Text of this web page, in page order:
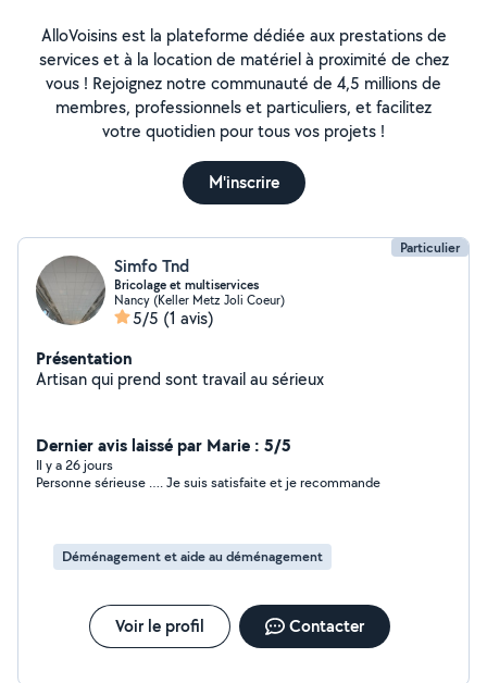
AlloVoisins est la plateforme dédiée aux prestations de
services et à la location de matériel à proximité de chez
vous ! Rejoignez notre communauté de 4,5 millions de
membres, professionnels et particuliers, et facilitez
votre quotidien pour tous vos projets !
M'inscrire
Particulier
Simfo Tnd
Bricolage et multiservices
Nancy (Keller Metz Joli Coeur)
5/5 (1 avis)
Présentation
Artisan qui prend sont travail au sérieux
Dernier avis laissé par Marie : 5/5
Il y a 26 jours
Personne sérieuse …. Je suis satisfaite et je recommande
Déménagement et aide au déménagement
Voir le profil Contacter